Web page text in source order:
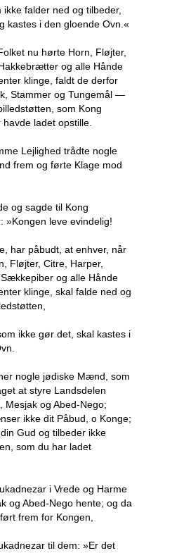
falder ned og tilbeder,
kastes i den gloende Ovn.«
nu hørte Horn, Fløjter,
og alle Hånde
klinge, faldt de derfor
Stammer og Tungemål —
som Kong
ladet opstille.
Lejlighed trådte nogle
frem og førte Klage mod
og sagde til Kong
»Kongen leve evindelig!
har påbudt, at enhver, når
Fløjter, Citre, Harper,
og alle Hånde
klinge, skal falde ned og
ikke gør det, skal kastes i
nogle jødiske Mænd, som
at styre Landsdelen
Mesjak og Abed-Nego;
ikke dit Påbud, o Konge;
Gud og tilbeder ikke
som du har ladet
i Vrede og Harme
og Abed-Nego hente; og da
frem for Kongen,
til dem: »Er det